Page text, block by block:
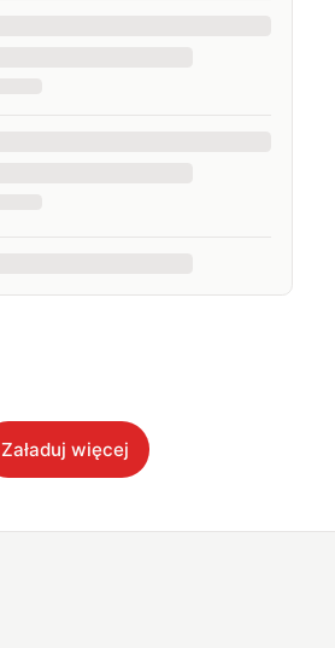
Załaduj więcej